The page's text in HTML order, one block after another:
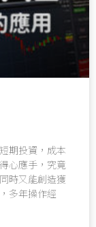
期投資，成本
心應手，究竟
時又能創造獲
多年操作經